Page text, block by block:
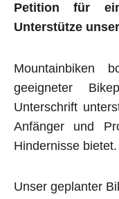
Petition für
Unterstütze
geeigneter
Unterschrift
Anfänger und
Hindernisse bietet.
Unser geplanter